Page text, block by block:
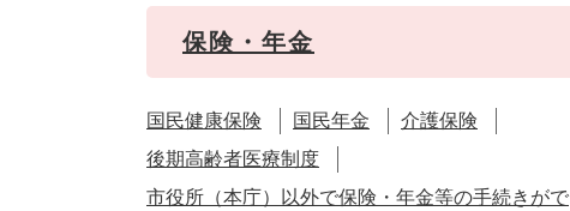
保険・年金
国民健康保険 国民年金
介護保険
後期高齢者医療制度
市役所（本庁）以外で保険・年金等の手続きがで